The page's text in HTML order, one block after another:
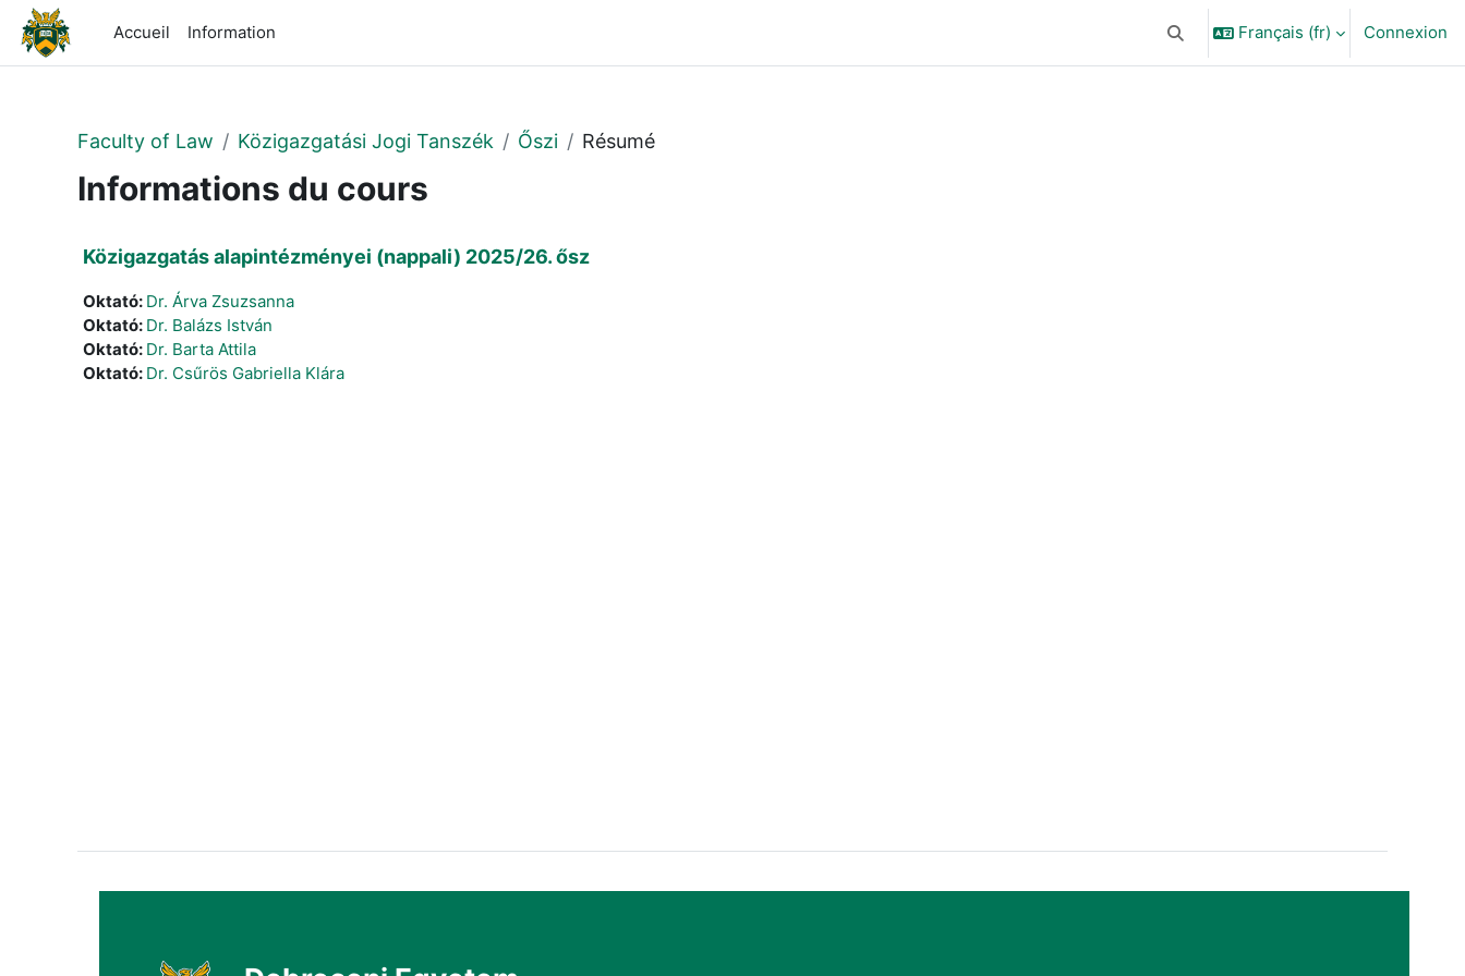
Passer au contenu principal
Accueil
Information Activer/désactiver la saisie de
Français ‎(fr)‎ Connexion
Faculty of Law Közigazgatási Jogi Tanszék Őszi Résumé
Informations du cours
Közigazgatás alapintézményei (nappali) 2025/26. ősz
Oktató: Dr. Árva Zsuzsanna
Oktató: Dr. Balázs István
Oktató: Dr. Barta Attila
Oktató: Dr. Csűrös Gabriella Klára